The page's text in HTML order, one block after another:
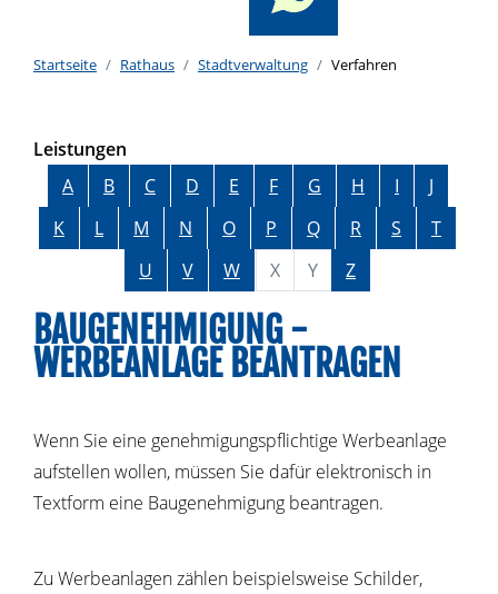
Startseite Rathaus Stadtverwaltung Verfahren
Leistungen
Alphabetisches Register überspringen
A B C D E F G H I
J
K
L M N O P Q R S
T
U
V W X Y Z
BAUGENEHMIGUNG -
WERBEANLAGE BEANTRAGEN
Wenn Sie eine genehmigungspflichtige Werbeanlage
aufstellen wollen, müssen Sie dafür elektronisch in
Textform eine Baugenehmigung beantragen.
Zu Werbeanlagen zählen beispielsweise Schilder,